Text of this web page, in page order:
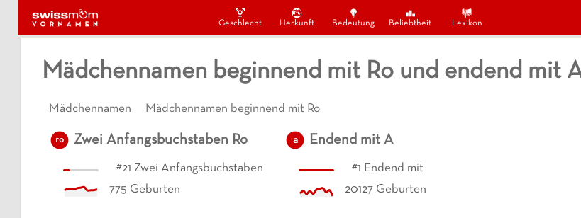
Geschlecht Herkunft Bedeutung Beliebtheit Lexikon
Mädchennamen beginnend mit Ro und endend mit
Mädchennamen Mädchennamen beginnend mit Ro
ro Zwei Anfangsbuchstaben Ro
#21 Zwei Anfangsbuchstaben
775 Geburten
a Endend mit A
#1 Endend mit
20127 Geburten